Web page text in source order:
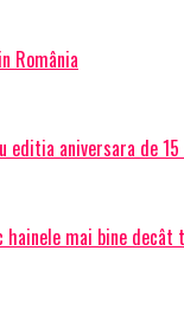
România
aniversara de 15
mai bine decât